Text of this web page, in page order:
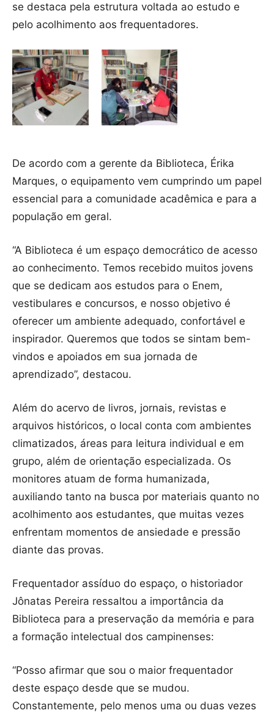
se destaca pela estrutura voltada ao estudo e
pelo acolhimento aos frequentadores.
De acordo com a gerente da Biblioteca, Érika
Marques, o equipamento vem cumprindo um papel
essencial para a comunidade acadêmica e para a
população em geral.
“A Biblioteca é um espaço democrático de acesso
ao conhecimento. Temos recebido muitos jovens
que se dedicam aos estudos para o Enem,
vestibulares e concursos, e nosso objetivo é
oferecer um ambiente adequado, confortável e
inspirador. Queremos que todos se sintam bem-
vindos e apoiados em sua jornada de
aprendizado”, destacou.
Além do acervo de livros, jornais, revistas e
arquivos históricos, o local conta com ambientes
climatizados, áreas para leitura individual e em
grupo, além de orientação especializada. Os
monitores atuam de forma humanizada,
auxiliando tanto na busca por materiais quanto no
acolhimento aos estudantes, que muitas vezes
enfrentam momentos de ansiedade e pressão
diante das provas.
Frequentador assíduo do espaço, o historiador
Jônatas Pereira ressaltou a importância da
Biblioteca para a preservação da memória e para
a formação intelectual dos campinenses:
“Posso afirmar que sou o maior frequentador
deste espaço desde que se mudou.
Constantemente, pelo menos uma ou duas vezes